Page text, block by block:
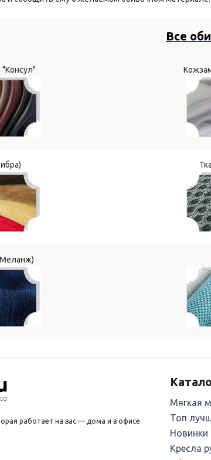
Все
"Консул"
работает на вас — дома и в офисе.
Мягкая
Топ
Новинки
Кресла